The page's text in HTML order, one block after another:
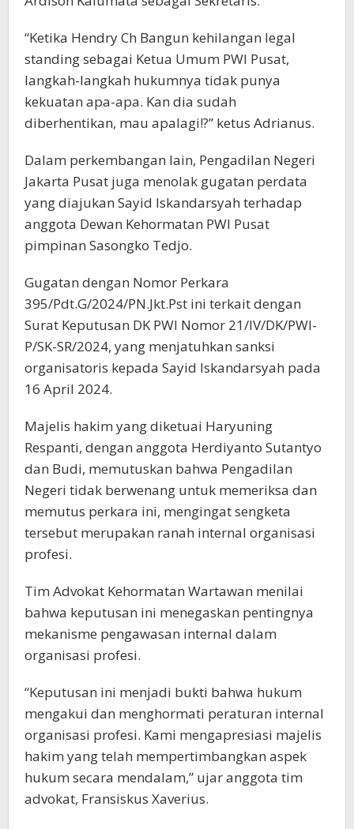
“Ketika Hendry Ch Bangun kehilangan legal
standing sebagai Ketua Umum PWI Pusat,
langkah-langkah hukumnya tidak punya
kekuatan apa-apa. Kan dia sudah
diberhentikan, mau apalagi!?” ketus Adrianus.
Dalam perkembangan lain, Pengadilan Negeri
Jakarta Pusat juga menolak gugatan perdata
yang diajukan Sayid Iskandarsyah terhadap
anggota Dewan Kehormatan PWI Pusat
pimpinan Sasongko Tedjo.
Gugatan dengan Nomor Perkara
395/Pdt.G/2024/PN.Jkt.Pst ini terkait dengan
Surat Keputusan DK PWI Nomor 21/IV/DK/PWI-
P/SK-SR/2024, yang menjatuhkan sanksi
organisatoris kepada Sayid Iskandarsyah pada
16 April 2024.
Majelis hakim yang diketuai Haryuning
Respanti, dengan anggota Herdiyanto Sutantyo
dan Budi, memutuskan bahwa Pengadilan
Negeri tidak berwenang untuk memeriksa dan
memutus perkara ini, mengingat sengketa
tersebut merupakan ranah internal organisasi
profesi.
Tim Advokat Kehormatan Wartawan menilai
bahwa keputusan ini menegaskan pentingnya
mekanisme pengawasan internal dalam
organisasi profesi.
“Keputusan ini menjadi bukti bahwa hukum
mengakui dan menghormati peraturan internal
organisasi profesi. Kami mengapresiasi majelis
hakim yang telah mempertimbangkan aspek
hukum secara mendalam,” ujar anggota tim
advokat, Fransiskus Xaverius.